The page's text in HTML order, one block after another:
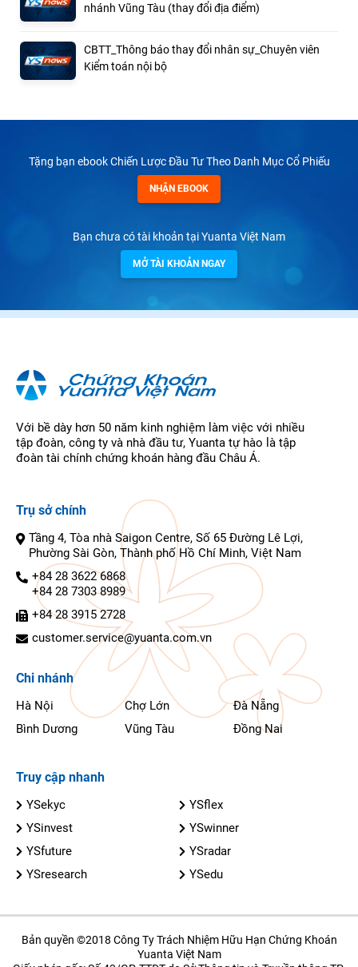
nhánh Vũng Tàu (thay đổi địa điểm)
CBTT_Thông báo thay đổi nhân sự_Chuyên viên
Kiểm toán nội bộ
Tặng bạn ebook Chiến Lược Đầu Tư Theo Danh Mục Cổ Phiếu
NHẬN EBOOK
Bạn chưa có tài khoản tại Yuanta Việt Nam
MỞ TÀI KHOẢN NGAY
Với bề dày hơn 50 năm kinh nghiệm làm việc với nhiều
tập đoàn, công ty và nhà đầu tư, Yuanta tự hào là tập
đoàn tài chính chứng khoán hàng đầu Châu Á.
Trụ sở chính
Tầng 4, Tòa nhà Saigon Centre, Số 65 Đường Lê Lợi,
Phường Sài Gòn, Thành phố Hồ Chí Minh, Việt Nam
+84 28 3622 6868
+84 28 7303 8989
+84 28 3915 2728
customer.service@yuanta.com.vn
Chi nhánh
Hà Nội Chợ Lớn
Đà Nẵng
Bình Dương
Vũng Tàu Đồng Nai
Truy cập nhanh
YSekyc
YSflex
YSinvest
YSwinner
YSfuture
YSradar
YSresearch
YSedu
Bản quyền ©2018 Công Ty Trách Nhiệm Hữu Hạn Chứng Khoán
Yuanta Việt Nam